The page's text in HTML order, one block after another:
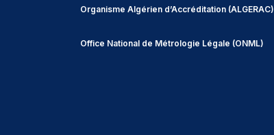
Organisme Algérien d’Accréditation (ALGERAC)
Office National de Métrologie Légale (ONML)